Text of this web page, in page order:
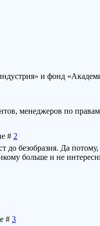
и фонд
менеджеров по
# 2
безобразия. Да
больше и не
# 3